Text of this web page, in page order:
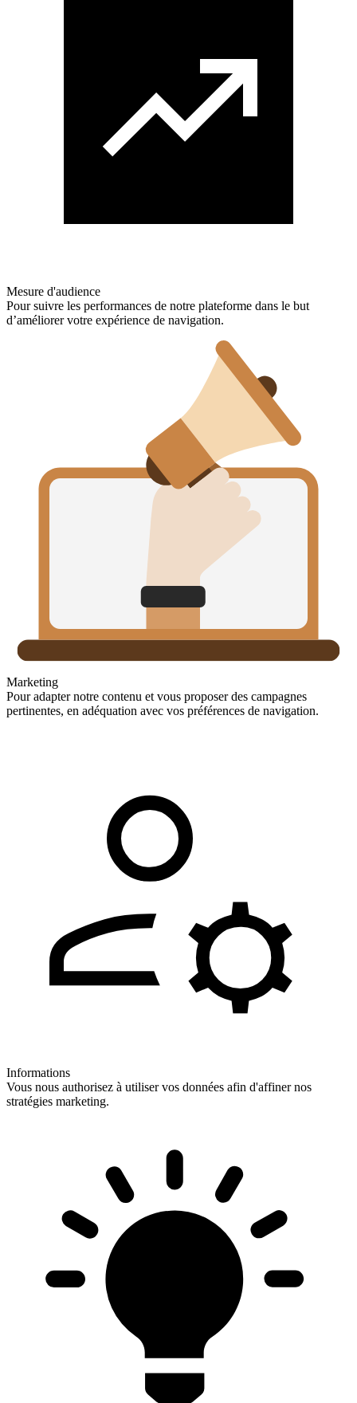
Mesure d'audience
Pour suivre les performances de notre plateforme dans le but
d’améliorer votre expérience de navigation.
Marketing
Pour adapter notre contenu et vous proposer des campagnes
pertinentes, en adéquation avec vos préférences de navigation.
Informations
Vous nous authorisez à utiliser vos données afin d'affiner nos
stratégies marketing.